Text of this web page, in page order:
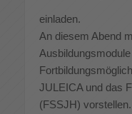
einladen.
An diesem Abend
JULEICA und das
(FSSJH) vorstellen.